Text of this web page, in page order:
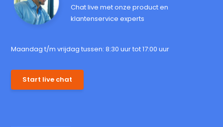
Chat live met onze product en
klantenservice experts
Maandag t/m vrijdag tussen: 8:30 uur tot 17:00 uur
Start live chat